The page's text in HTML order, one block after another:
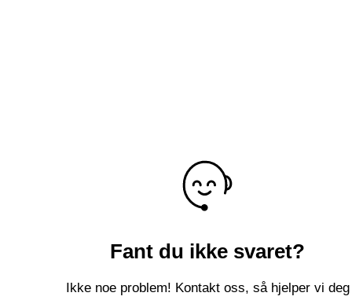
Fant du ikke svaret?
Ikke noe problem! Kontakt oss, så hjelper vi deg